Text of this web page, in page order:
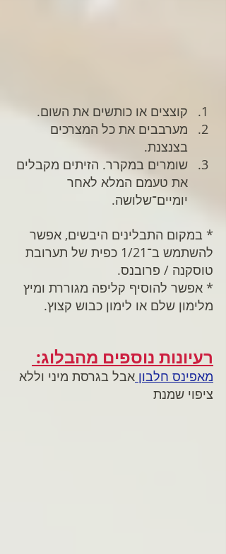
קוצצים או כותשים את השום.
מערבבים את כל המצרכים
בצנצנת.
שומרים במקרר. הזיתים מקבלים
את טעמם המלא לאחר
יומיים־שלושה.
* במקום התבלינים היבשים, אפשר
להשתמש ב־1/21 כפית של תערובת
טוסקנה / פרובנס.
* אפשר להוסיף קליפה מגוררת ומיץ
מלימון שלם או לימון כבוש קצוץ.
רעיונות נוספים מהבלוג:
מאפינס חלבון אבל בגרסת מיני וללא
ציפוי שמנת